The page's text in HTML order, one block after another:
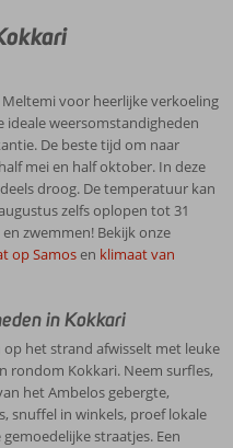
voor heerlijke verkoeling
ideale weersomstandigheden
De beste tijd om naar
mei en half oktober. In deze
droog. De temperatuur kan
zelfs oplopen tot 31
zwemmen! Bekijk onze
op Samosen klimaat van
in Kokkari
het strand afwisselt met leuke
rondom Kokkari. Neem surfles,
het Ambelos gebergte,
snuffel in winkels, proef lokale
straatjes. Een